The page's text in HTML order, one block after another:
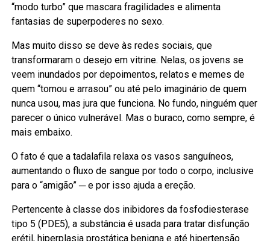
“modo turbo” que mascara fragilidades e alimenta
fantasias de superpoderes no sexo.
Mas muito disso se deve às redes sociais, que
transformaram o desejo em vitrine. Nelas, os jovens se
veem inundados por depoimentos, relatos e memes de
quem “tomou e arrasou” ou até pelo imaginário de quem
nunca usou, mas jura que funciona. No fundo, ninguém quer
parecer o único vulnerável. Mas o buraco, como sempre, é
mais embaixo.
O fato é que a tadalafila relaxa os vasos sanguíneos,
aumentando o fluxo de sangue por todo o corpo, inclusive
para o “amigão” ─ e por isso ajuda a ereção.
Pertencente à classe dos inibidores da fosfodiesterase
tipo 5 (PDE5), a substância é usada para tratar disfunção
erétil, hiperplasia prostática benigna e até hipertensão